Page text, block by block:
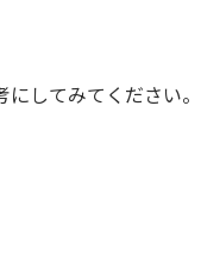
してみてください。